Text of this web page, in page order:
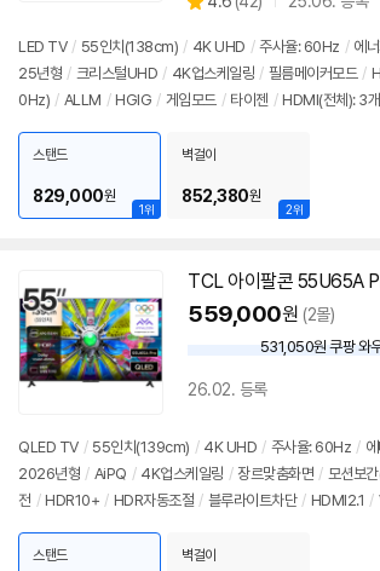
별
점
리
뷰
LED TV / 55인치 (138cm) / 4K UHD / 주사율: 60Hz / 에
25년형 / 크리스털UHD / 4K업스케일링 / 필름메이커모드 /
0Hz) / ALLM / HGIG / 게임모드 / 타이젠 / HDMI(전체): 3개
1위
스탠드
829,000원
2위
벽걸이
852,380원
TCL 아이팔콘 55U65A
559,000원 (2몰)
할
가
531,050원 쿠팡 와
26.02. 등록
QLED TV / 55인치 (139cm) / 4K UHD / 주사율: 60Hz /
2026년형 / AiPQ / 4K업스케일링 / 장르맞춤화면 / 모션보
전 / HDR10+ / HDR자동조절 / 블루라이트차단 / HDMI2.1 /
스탠드 벽걸이